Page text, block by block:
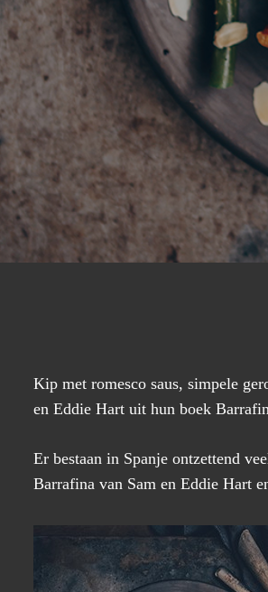
Kip met romesco saus, simpele
en Eddie Hart uit hun boek
Er bestaan in Spanje ontzettend
Barrafina van Sam en Eddie Hart